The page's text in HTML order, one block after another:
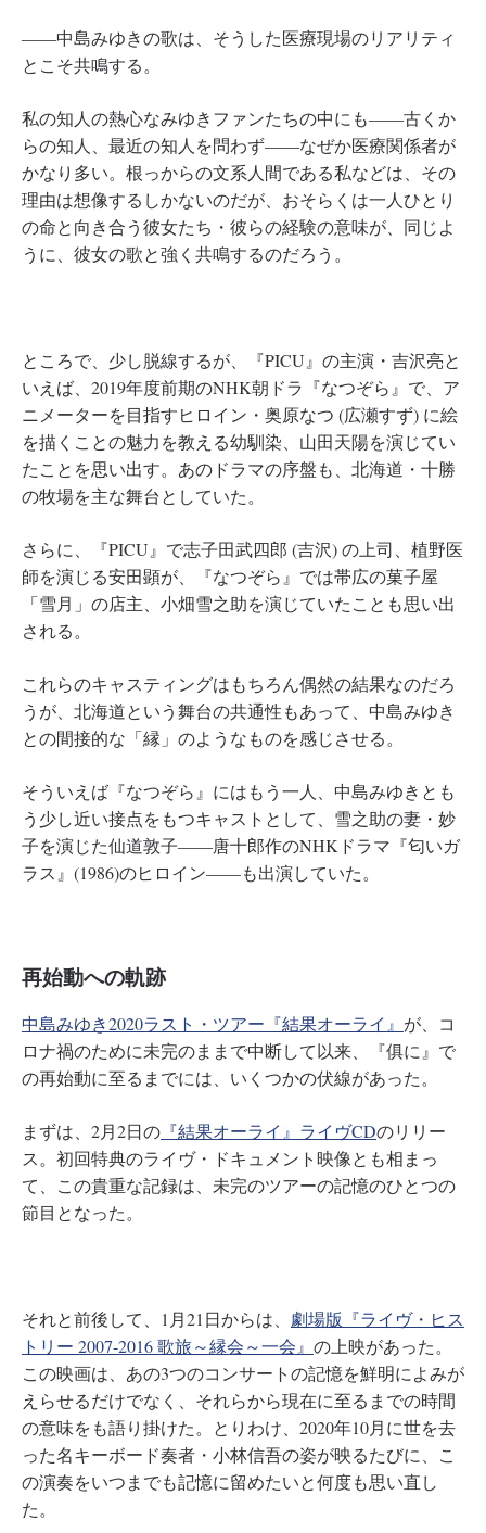
――中島みゆきの歌は、そうした医療現場のリアリティ
とこそ共鳴する。
私の知人の熱心なみゆきファンたちの中にも――古くか
らの知人、最近の知人を問わず――なぜか医療関係者が
かなり多い。根っからの文系人間である私などは、その
理由は想像するしかないのだが、おそらくは一人ひとり
の命と向き合う彼女たち・彼らの経験の意味が、同じよ
うに、彼女の歌と強く共鳴するのだろう。
ところで、少し脱線するが、『PICU』の主演・吉沢亮と
いえば、2019年度前期のNHK朝ドラ『なつぞら』で、ア
ニメーターを目指すヒロイン・奥原なつ (広瀬すず) に絵
を描くことの魅力を教える幼馴染、山田天陽を演じてい
たことを思い出す。あのドラマの序盤も、北海道・十勝
の牧場を主な舞台としていた。
さらに、『PICU』で志子田武四郎 (吉沢) の上司、植野医
師を演じる安田顕が、『なつぞら』では帯広の菓子屋
「雪月」の店主、小畑雪之助を演じていたことも思い出
される。
これらのキャスティングはもちろん偶然の結果なのだろ
うが、北海道という舞台の共通性もあって、中島みゆき
との間接的な「縁」のようなものを感じさせる。
そういえば『なつぞら』にはもう一人、中島みゆきとも
う少し近い接点をもつキャストとして、雪之助の妻・妙
子を演じた仙道敦子――唐十郎作のNHKドラマ『匂いガ
ラス』(1986)のヒロイン――も出演していた。
再始動への軌跡
中島みゆき2020ラスト・ツアー『結果オーライ』 が、コ
ロナ禍のために未完のままで中断して以来、『俱に』で
の再始動に至るまでには、いくつかの伏線があった。
まずは、2月2日の 『結果オーライ』ライヴCDのリリー
ス。初回特典のライヴ・ドキュメント映像とも相まっ
て、この貴重な記録は、未完のツアーの記憶のひとつの
節目となった。
それと前後して、1月21日からは、 劇場版『ライヴ・ヒス
トリー 2007-2016 歌旅～縁会～一会』 の上映があった。
この映画は、あの3つのコンサートの記憶を鮮明によみが
えらせるだけでなく、それらから現在に至るまでの時間
の意味をも語り掛けた。とりわけ、2020年10月に世を去
った名キーボード奏者・小林信吾の姿が映るたびに、こ
の演奏をいつまでも記憶に留めたいと何度も思い直し
た。